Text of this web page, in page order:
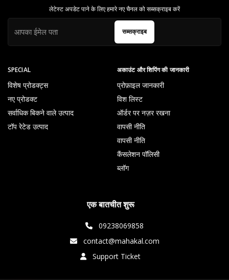
SPECIAL
विशेष प्रोडक्ट्स
नए प्रोडक्ट
सर्वाधिक बिकने वाले उत्पाद
टॉप रेटेड उत्पाद
अकाउंट और शिपिंग की जानकारी
प्रोफ़ाइल जानकारी
विश लिस्ट
ऑर्डर पर नज़र रखना
वापसी नीति
वापसी नीति
कैंसलेशन पॉलिसी
ब्लॉग
लेटेस्ट अपडेट पाने के लिए हमारे नए चैनल को सब्सक्राइब करें
सब्सक्राइब
एक बातचीत शुरू
09238069858
contact@mahakal.com
Support Ticket